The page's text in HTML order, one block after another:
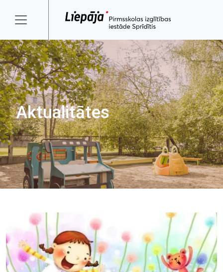
Aktualitātes